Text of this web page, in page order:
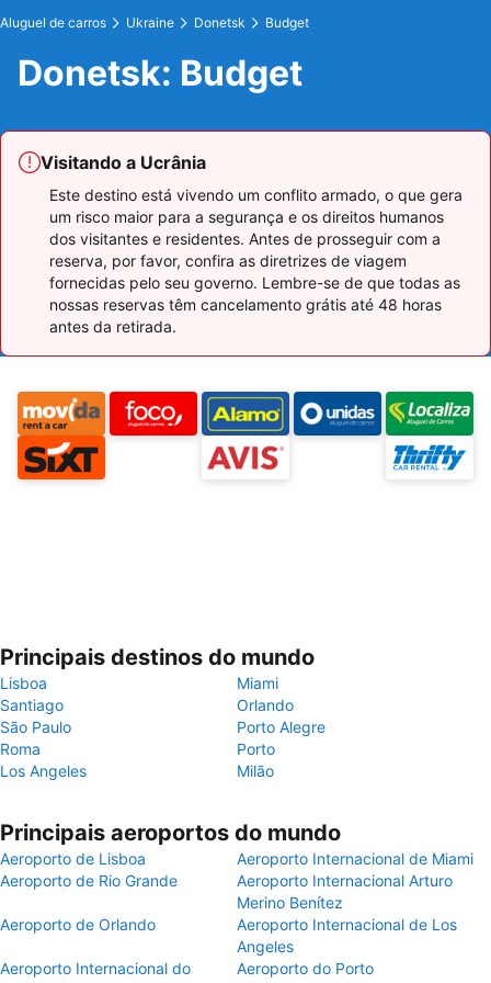
Aluguel de carros Ukraine Donetsk Budget
Donetsk: Budget
Visitando a Ucrânia
Este destino está vivendo um conflito armado, o que gera
um risco maior para a segurança e os direitos humanos
dos visitantes e residentes. Antes de prosseguir com a
reserva, por favor, confira as diretrizes de viagem
fornecidas pelo seu governo. Lembre-se de que todas as
nossas reservas têm cancelamento grátis até 48 horas
antes da retirada.
Principais destinos do mundo
Lisboa
Miami
Santiago
Orlando
São Paulo
Porto Alegre
Roma
Porto
Los Angeles
Milão
Principais aeroportos do mundo
Aeroporto de Lisboa
Aeroporto Internacional de Miami
Aeroporto de Rio Grande
Aeroporto Internacional Arturo
Merino Benítez
Aeroporto de Orlando
Aeroporto Internacional de Los
Angeles
Aeroporto Internacional do
Aeroporto do Porto